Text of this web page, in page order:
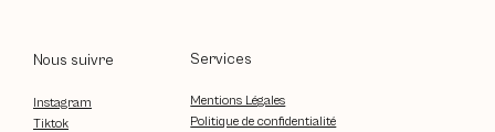
Nous suivre
Instagram
Tiktok
Services
Mentions Légales
Politique de confidentialité